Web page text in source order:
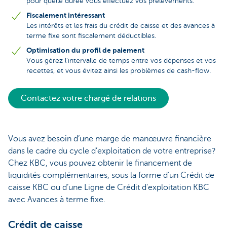
Fiscalement intéressant
Les intérêts et les frais du crédit de caisse et des avances à
terme fixe sont fiscalement déductibles.
Optimisation du profil de paiement
Vous gérez l’intervalle de temps entre vos dépenses et vos
recettes, et vous évitez ainsi les problèmes de cash-flow.
Contactez votre chargé de relations
Vous avez besoin d’une marge de manœuvre financière
dans le cadre du cycle d’exploitation de votre entreprise?
Chez KBC, vous pouvez obtenir le financement de
liquidités complémentaires, sous la forme d’un Crédit de
caisse KBC ou d’une Ligne de Crédit d'exploitation KBC
avec Avances à terme fixe.
Crédit de caisse